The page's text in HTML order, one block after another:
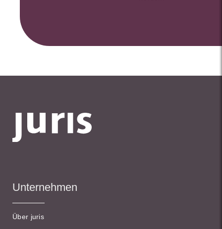
Unternehmen
Über juris